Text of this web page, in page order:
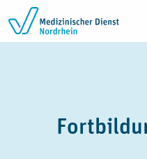
Zum Inhalt springen